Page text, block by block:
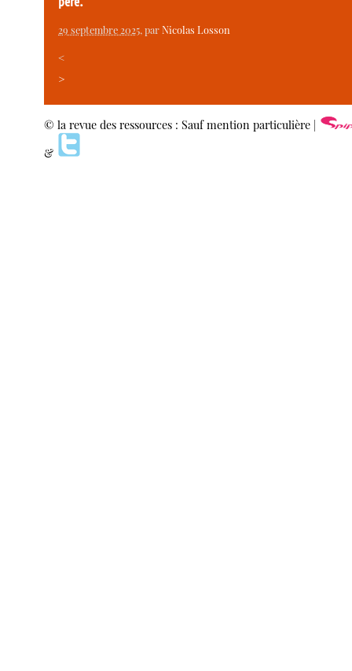
29 septembre 2025, parNicolas Losson
<
>
© la revue des ressources : Sauf mention particulière |
&